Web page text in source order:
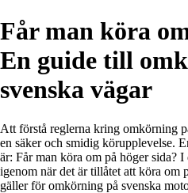
Får man köra
En guide till
svenska vägar
Att förstå reglerna kring omkörning
en säker och smidig körupplevelse.
är: Får man köra om på höger sida?
igenom när det är tillåtet att köra om
gäller för omkörning på svenska